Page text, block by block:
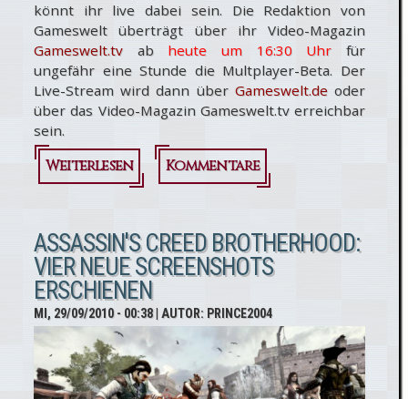
könnt ihr live dabei sein. Die Redaktion von
Gameswelt überträgt über ihr Video-Magazin
Gameswelt.tv ab heute um 16:30 Uhrfür
ungefähr eine Stunde die Multplayer-Beta. Der
Live-Stream wird dann über Gameswelt.deoder
über das Video-Magazin Gameswelt.tv erreichbar
sein.
Weiterlesen
über Assassin's
Brotherhood:
MP-Beta Live-
Stream & Beta-
Key-
Verlosung
Kommentare
ASSASSIN'S CREED BROTHERHOOD:
VIER NEUE SCREENSHOTS
ERSCHIENEN
MI, 29/09/2010 - 00:38| AUTOR: PRINCE2004